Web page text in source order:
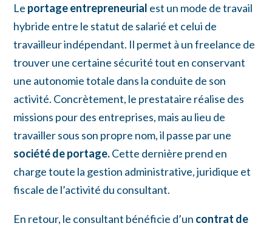
Le portage entrepreneurial est un mode de travail
hybride entre le statut de salarié et celui de
travailleur indépendant. Il permet à un freelance de
trouver une certaine sécurité tout en conservant
une autonomie totale dans la conduite de son
activité. Concrètement, le prestataire réalise des
missions pour des entreprises, mais au lieu de
travailler sous son propre nom, il passe par une
société de portage.Cette dernière prend en
charge toute la gestion administrative, juridique et
fiscale de l’activité du consultant.
En retour, le consultant bénéficie d’un contrat de